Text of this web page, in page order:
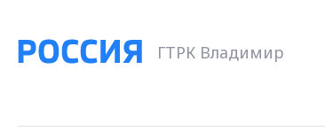
ГТРК Владимир